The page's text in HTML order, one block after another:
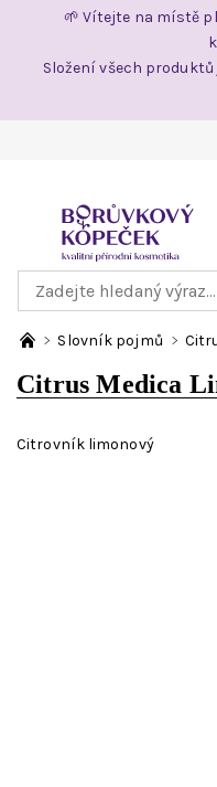
🌱 Vítejte na místě
Složení všech
Slovník pojmů
Citrus Medica
Citrovník limonový